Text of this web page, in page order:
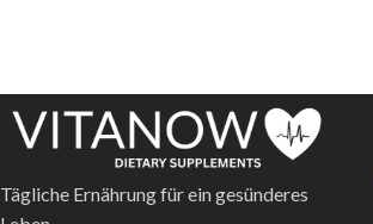
Tägliche Ernährung für ein gesünderes